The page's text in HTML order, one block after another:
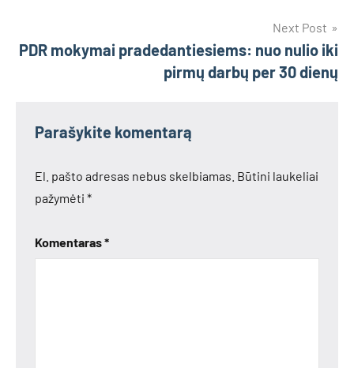
Next Post
PDR mokymai pradedantiesiems: nuo nulio iki
pirmų darbų per 30 dienų
Parašykite komentarą
El. pašto adresas nebus skelbiamas. Būtini laukeliai
pažymėti *
Komentaras*